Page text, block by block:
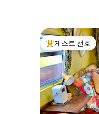
상위 게스트 선호
게스트 선호